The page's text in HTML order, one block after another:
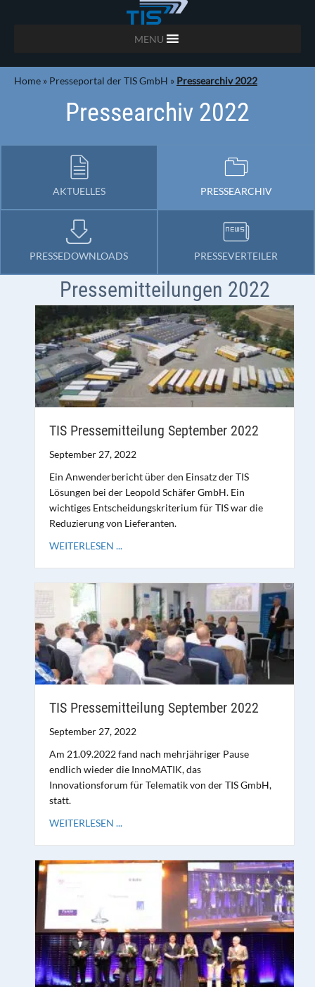
MENU
Home » Presseportal der TIS GmbH » Pressearchiv 2022
Pressearchiv 2022
AKTUELLES PRESSEARCHIV
PRESSEDOWNLOADS PRESSEVERTEILER
Pressemitteilungen 2022
TIS Pressemitteilung September 2022
September 27, 2022
Ein Anwenderbericht über den Einsatz der TIS
Lösungen bei der Leopold Schäfer GmbH. Ein
wichtiges Entscheidungskriterium für TIS war die
Reduzierung von Lieferanten.
WEITERLESEN ...
TIS Pressemitteilung September 2022
September 27, 2022
Am 21.09.2022 fand nach mehrjähriger Pause
endlich wieder die InnoMATIK, das
Innovationsforum für Telematik von der TIS GmbH,
statt.
WEITERLESEN ...